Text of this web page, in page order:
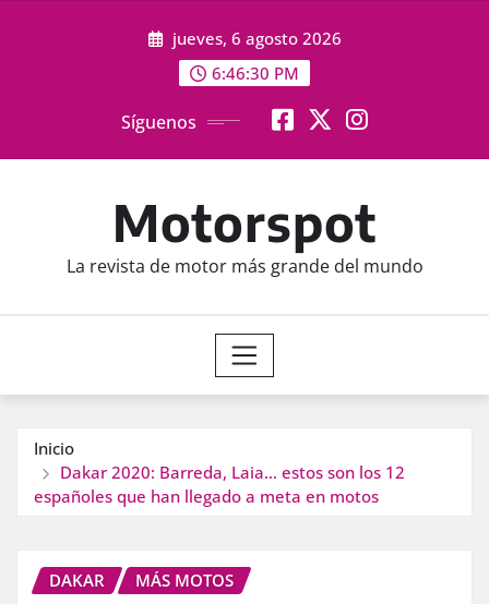
jueves, 6 agosto 2026
6:46:32 PM
Síguenos
Motorspot
La revista de motor más grande del mundo
Inicio
Dakar 2020: Barreda, Laia… estos son los 12
españoles que han llegado a meta en motos
DAKAR MÁS MOTOS